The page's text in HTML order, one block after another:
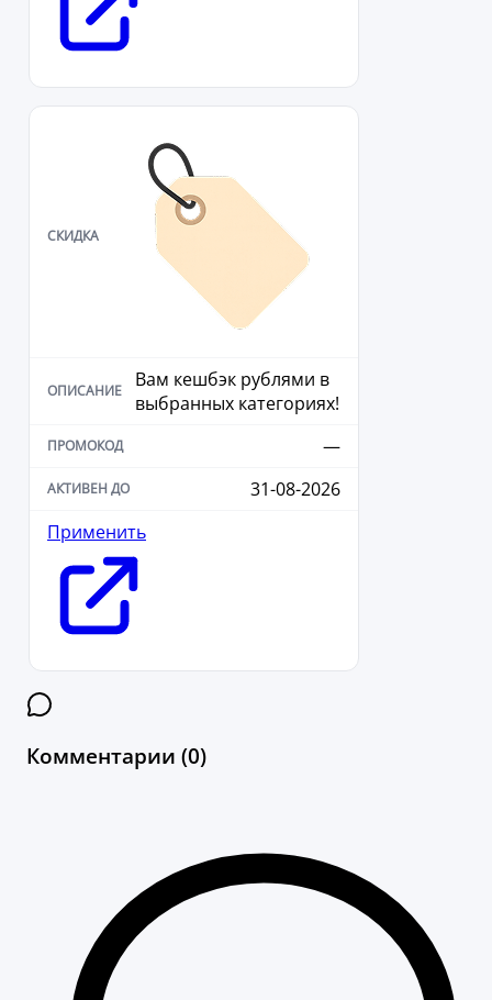
Вам кешбэк рублями в
выбранных категориях!
—
31-08-2026
Применить
Комментарии (0)